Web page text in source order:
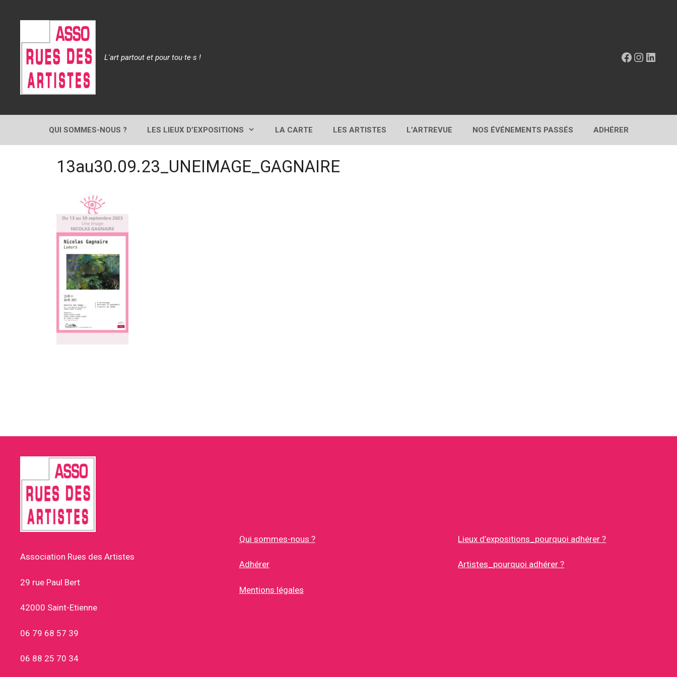
L'art partout et pour tou·te·s ! Facebook
QUI SOMMES-NOUS ? LES LIEUX D’EXPOSITIONS LA CARTE LES ARTISTES L’ARTREVUE NOS ÉVÉNEMENTS PASSÉS ADHÉRER
13au30.09.23_UNEIMAGE_GAGNAIRE
Association Rues des Artistes
29 rue Paul Bert
42000 Saint-Etienne
06 79 68 57 39
06 88 25 70 34
Qui sommes-nous ?
Adhérer
Mentions légales
Lieux d’expositions_pourquoi adhérer ?
Artistes_pourquoi adhérer ?